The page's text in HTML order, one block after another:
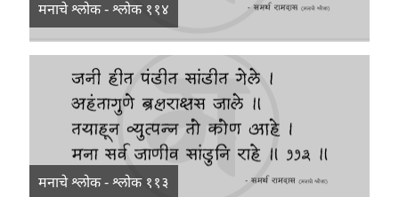
मनाचे श्लोक - श्लोक ११४
मनाचे श्लोक - श्लोक ११३